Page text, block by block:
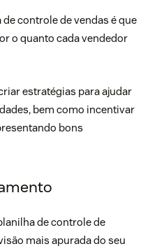
controle de vendas é que
o quanto cada vendedor
estratégias para ajudar
bem como incentivar
bons
de controle de
mais apurada do seu